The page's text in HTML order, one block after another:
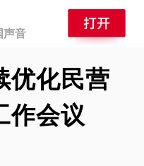
声音
优化民营
作会议